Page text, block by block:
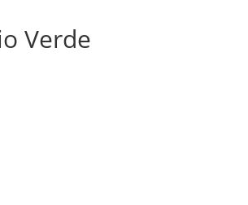
Verde